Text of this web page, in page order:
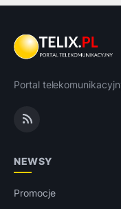
Portal
NEWSY
Promocje